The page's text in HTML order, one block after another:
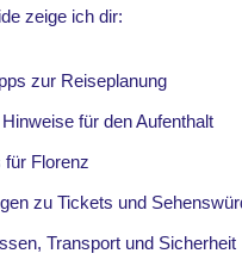
zeige ich dir:
zur Reiseplanung
für den Aufenthalt
für Florenz
zu Tickets und
Transport und Sicherheit